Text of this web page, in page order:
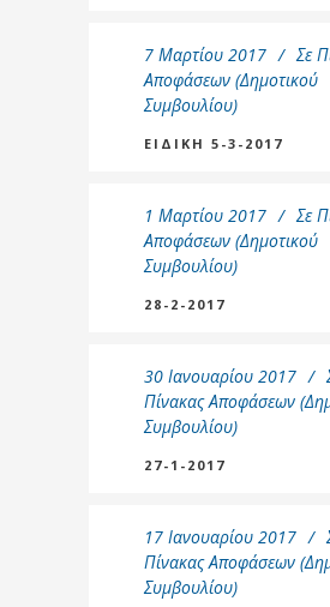
7 Μαρτίου 2017 Σε
Αποφάσεων (Δημοτικού
Συμβουλίου)
ΕΙΔΙΚΗ 5-3-2017
1 Μαρτίου 2017 Σε
Αποφάσεων (Δημοτικού
Συμβουλίου)
28-2-2017
30 Ιανουαρίου 2017
Πίνακας Αποφάσεων
Συμβουλίου)
27-1-2017
17 Ιανουαρίου 2017
Πίνακας Αποφάσεων
Συμβουλίου)